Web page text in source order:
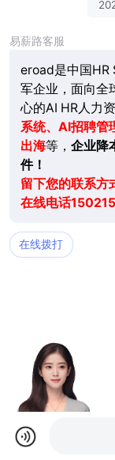
易薪路客服
eroad是中国HR
军企业，面向全
心的AI HR人力
系统、AI招聘管
出海等， 企业降
件！
留下您的联系方
在线电话
在线拨打